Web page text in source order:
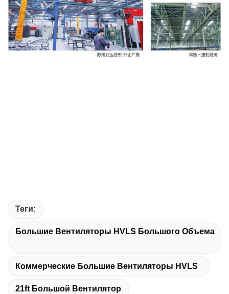
Теги:
Большие Вентиляторы HVLS Большого Объема
Коммерческие Большие Вентиляторы HVLS
21ft Большой Вентилятор